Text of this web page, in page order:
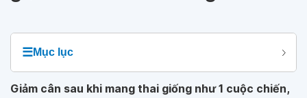
☰Mục lục
Giảm cân sau khi mang thai giống như 1 cuộc chiến,